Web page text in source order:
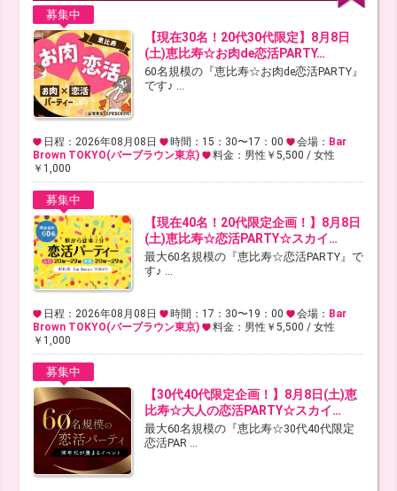
募集中
【現在30名！20代30代限定】8月8日
(土)恵比寿☆お肉de恋活PARTY…
60名規模の『恵比寿☆お肉de恋活PARTY』
です♪ ...
日程：2026年08月08日 時間：15：30〜17：00 会場： Bar
Brown TOKYO(バーブラウン東京)
料金：男性￥5,500 / 女性
￥1,000
募集中
【現在40名！20代限定企画！】8月8日
(土)恵比寿☆恋活PARTY☆スカイ…
最大60名規模の『恵比寿☆恋活PARTY』で
す♪ ...
日程：2026年08月08日 時間：17：30〜19：00 会場： Bar
Brown TOKYO(バーブラウン東京)
料金：男性￥5,500 / 女性
￥1,000
募集中
【30代40代限定企画！】8月8日(土)恵
比寿☆大人の恋活PARTY☆スカイ…
最大60名規模の『恵比寿☆30代40代限定
恋活PAR ...